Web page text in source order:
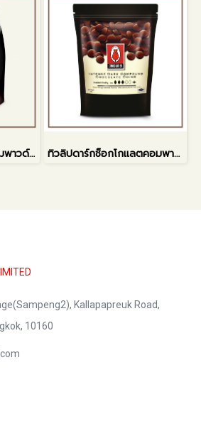
LE BOURNE ดาร์ค คอมพาวด์ 1กก. ทิวลิปดาร์กช็อกโกแลตคอมพาวด์ 1กก.
Kallapapreuk Road,
10160